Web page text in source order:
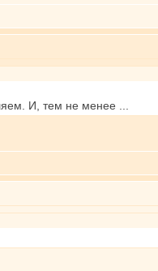
И, тем не менее ...